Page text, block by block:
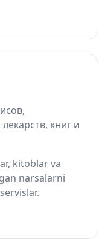
книг и
kitoblar va
narsalarni